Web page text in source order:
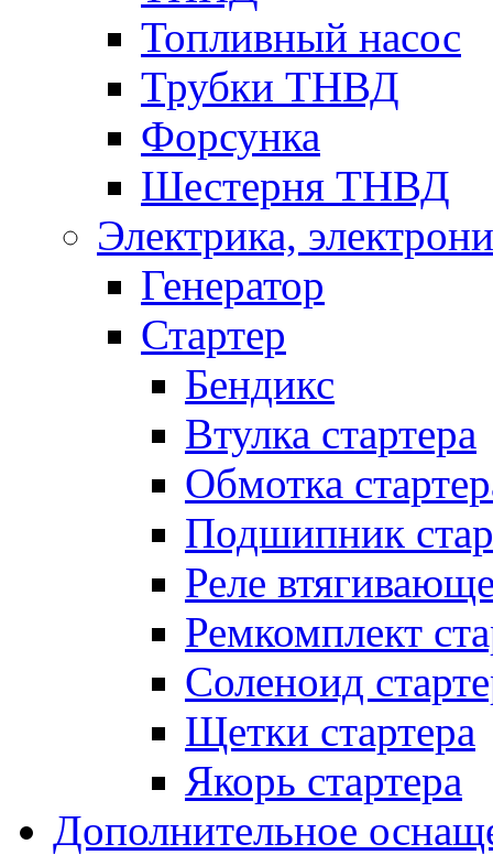
Топливный насос
Трубки ТНВД
Форсунка
Шестерня ТНВД
Электрика,
Генератор
Стартер
Бендикс
Втулка стартера
Обмотка
Подшипник
Реле
Ремкомплект
Соленоид
Щетки стартера
Якорь стартера
Дополнительное